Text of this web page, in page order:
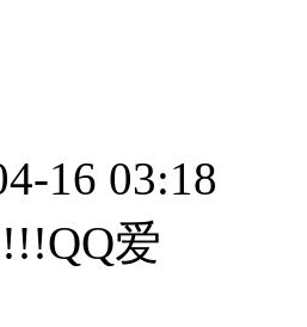
16 03:18
爱